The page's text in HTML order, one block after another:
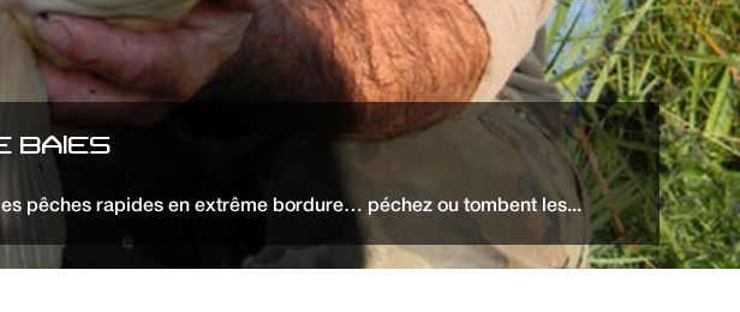
BAIES
pêches rapides en extrême bordure… péchez ou tombent les...